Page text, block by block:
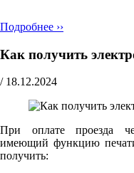
Подробнее ››
Как получить
/ 18.12.2024
При оплате проезда
имеющий функцию
получить: